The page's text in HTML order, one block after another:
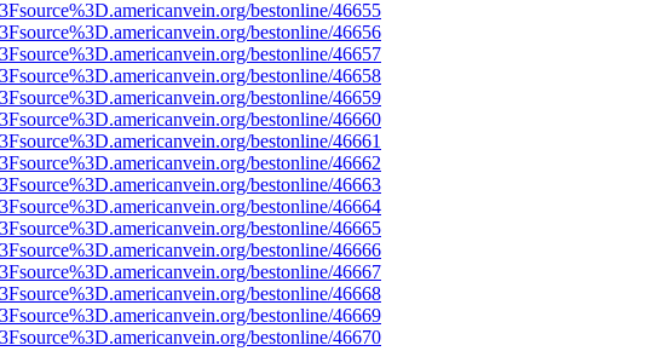
bestonline/46655
bestonline/46656
bestonline/46657
bestonline/46658
bestonline/46659
bestonline/46660
bestonline/46661
bestonline/46662
bestonline/46663
bestonline/46664
bestonline/46665
bestonline/46666
bestonline/46667
bestonline/46668
bestonline/46669
bestonline/46670